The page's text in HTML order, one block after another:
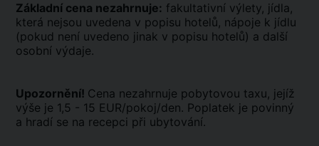
Základní cena nezahrnuje: fakultativní výlety, jídla,
která nejsou uvedena v popisu hotelů, nápoje k jídlu
(pokud není uvedeno jinak v popisu hotelů) a další
osobní výdaje.
Upozornění! Cena nezahrnuje pobytovou taxu, jejíž
výše je 1,5 - 15 EUR/pokoj/den. Poplatek je povinný
a hradí se na recepci při ubytování.